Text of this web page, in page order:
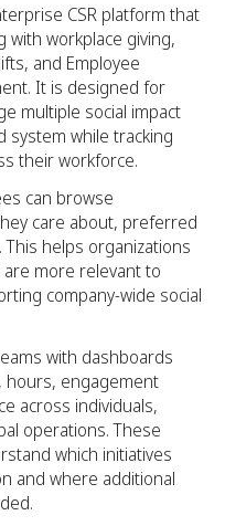
CSR platform that
with workplace giving,
and Employee
It is designed for
multiple social impact
system while tracking
their workforce.
can browse
care about, preferred
This helps organizations
more relevant to
company-wide social
with dashboards
hours, engagement
across individuals,
operations. These
which initiatives
and where additional